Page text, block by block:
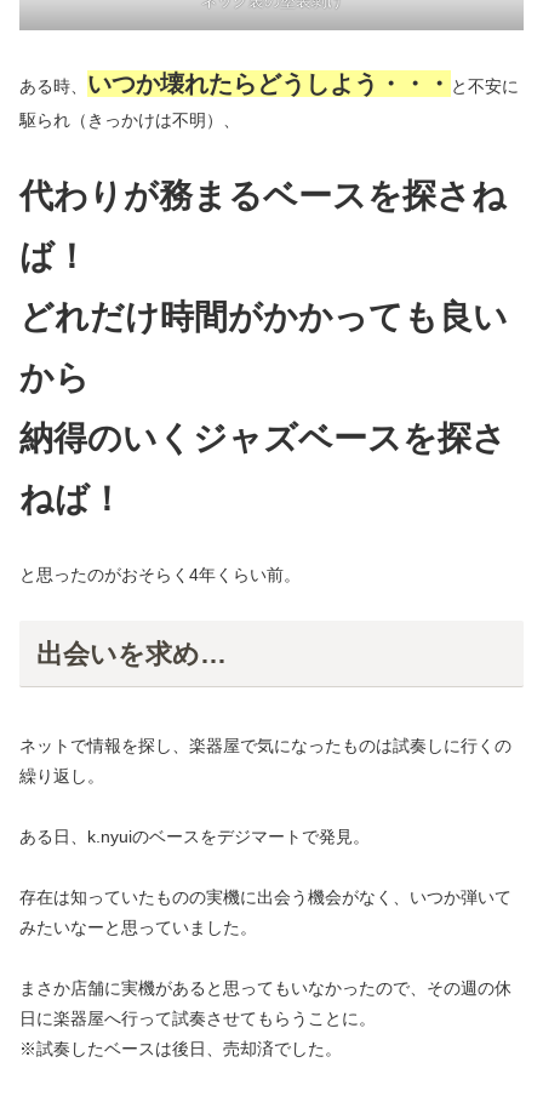
ある時、 いつか壊れたらどうしよう・・・ と不安に
駆られ（きっかけは不明）、
代わりが務まるベースを探さね
ば！
どれだけ時間がかかっても良い
から
納得のいくジャズベースを探さ
ねば！
と思ったのがおそらく4年くらい前。
出会いを求め…
ネットで情報を探し、楽器屋で気になったものは試奏しに行くの
繰り返し。
ある日、k.nyuiのベースをデジマートで発見。
存在は知っていたものの実機に出会う機会がなく、いつか弾いて
みたいなーと思っていました。
まさか店舗に実機があると思ってもいなかったので、その週の休
日に楽器屋へ行って試奏させてもらうことに。
※試奏したベースは後日、売却済でした。